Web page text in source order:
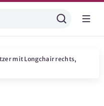
mit Longchair rechts,